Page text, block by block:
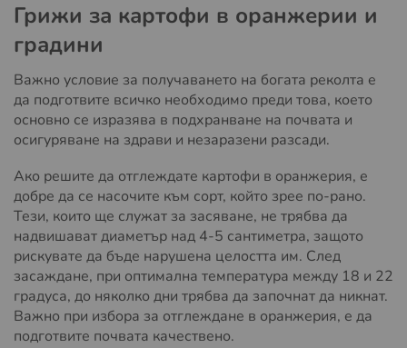
Грижи за картофи в оранжерии и
градини
Важно условие за получаването на богата реколта е
да подготвите всичко необходимо преди това, което
основно се изразява в подхранване на почвата и
осигуряване на здрави и незаразени разсади.
Ако решите да отглеждате картофи в оранжерия, е
добре да се насочите към сорт, който зрее по-рано.
Тези, които ще служат за засяване, не трябва да
надвишават диаметър над 4-5 сантиметра, защото
рискувате да бъде нарушена целостта им. След
засаждане, при оптимална температура между 18 и 22
градуса, до няколко дни трябва да започнат да никнат.
Важно при избора за отглеждане в оранжерия, е да
подготвите почвата качествено.